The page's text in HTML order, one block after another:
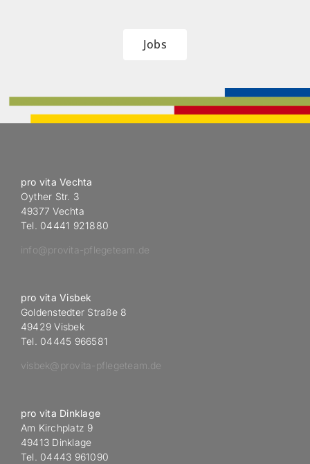
Jobs
pro vita Vechta
Oyther Str. 3
49377 Vechta
Tel. 04441 921880
info@provita-pflegeteam.de
pro vita Visbek
Goldenstedter Straße 8
49429 Visbek
Tel. 04445 966581
visbek@provita-pflegeteam.de
pro vita Dinklage
Am Kirchplatz 9
49413 Dinklage
Tel. 04443 961090